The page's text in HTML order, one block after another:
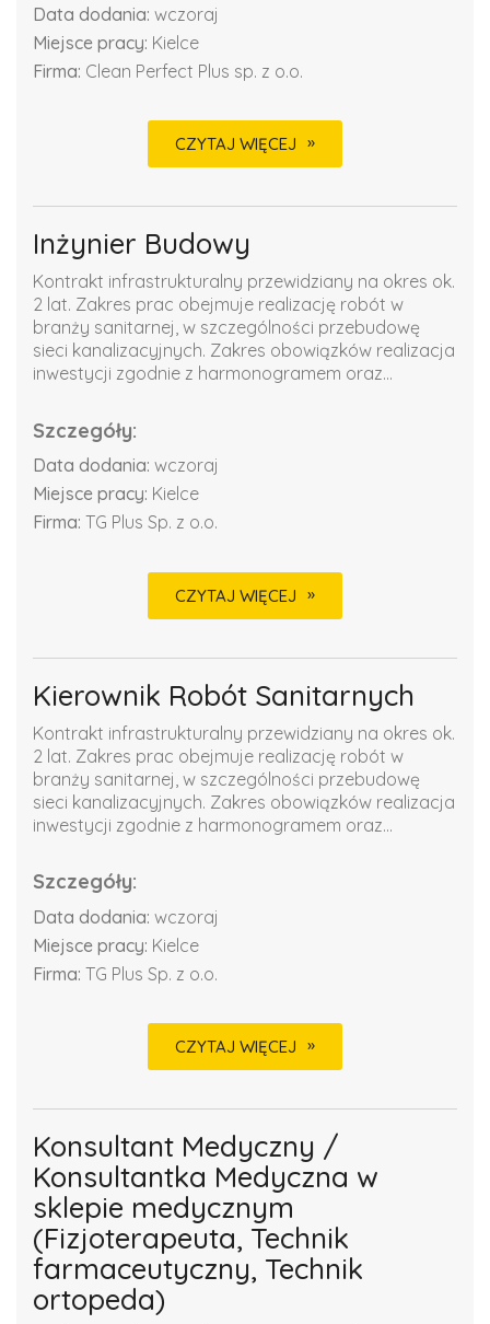
Data dodania: wczoraj
Miejsce pracy: Kielce
Firma: Clean Perfect Plus sp. z o.o.
CZYTAJ WIĘCEJ
Inżynier Budowy
Kontrakt infrastrukturalny przewidziany na okres ok.
2 lat. Zakres prac obejmuje realizację robót w
branży sanitarnej, w szczególności przebudowę
sieci kanalizacyjnych. Zakres obowiązków realizacja
inwestycji zgodnie z harmonogramem oraz...
Szczegóły:
Data dodania: wczoraj
Miejsce pracy: Kielce
Firma: TG Plus Sp. z o.o.
CZYTAJ WIĘCEJ
Kierownik Robót Sanitarnych
Kontrakt infrastrukturalny przewidziany na okres ok.
2 lat. Zakres prac obejmuje realizację robót w
branży sanitarnej, w szczególności przebudowę
sieci kanalizacyjnych. Zakres obowiązków realizacja
inwestycji zgodnie z harmonogramem oraz...
Szczegóły:
Data dodania: wczoraj
Miejsce pracy: Kielce
Firma: TG Plus Sp. z o.o.
CZYTAJ WIĘCEJ
Konsultant Medyczny /
Konsultantka Medyczna w
sklepie medycznym
(Fizjoterapeuta, Technik
farmaceutyczny, Technik
ortopeda)